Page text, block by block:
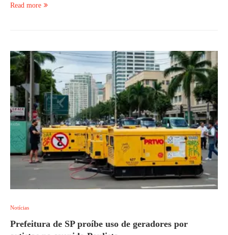
Read more
Notícias
Prefeitura de SP proíbe uso de geradores por